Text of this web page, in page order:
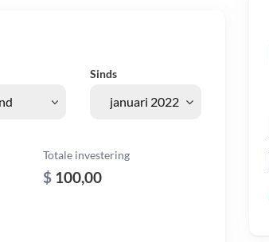
Sinds
Totale investering
$ 100,00